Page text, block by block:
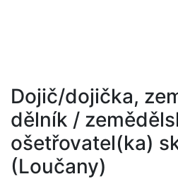
Dojič/dojička,
dělník /
ošetřovatel(ka)
(Loučany)